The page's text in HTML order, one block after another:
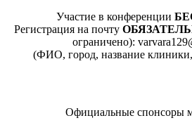
Участие в конференции
Регистрация на почту
ограничено):
(ФИО, город, название
Официальные спонсоры